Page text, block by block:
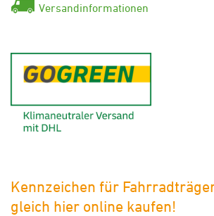
Versandinformationen
Kennzeichen für
gleich hier online kaufen!